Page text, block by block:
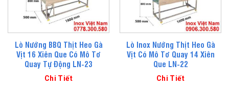
Lò Nướng BBQ Thịt Heo Gà
Vịt 16 Xiên Que Có Mô Tơ
Quay Tự Động LN-23
Chi Tiết
Lò Inox Nướng Thịt Heo Gà
Vịt Có Mô Tơ Quay 14 Xiên
Que LN-22
Chi Tiết